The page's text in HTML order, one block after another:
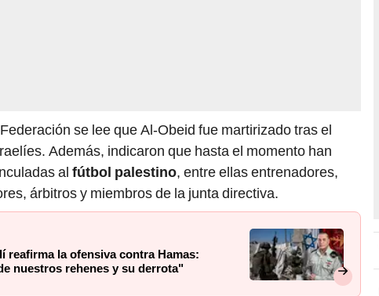
se lee que Al-Obeid fue martirizado tras el
Además, indicaron que hasta el momento han
al fútbol palestino, entre ellas entrenadores,
árbitros y miembros de la junta directiva.
reafirma la ofensiva contra Hamas:
nuestros rehenes y su derrota"